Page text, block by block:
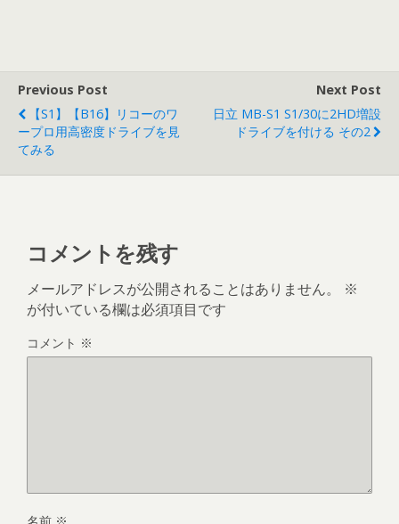
Previous Post
【S1】【B16】リコーのワ
ープロ用高密度ドライブを見
てみる
Next Post
日立 MB-S1 S1/30に2HD増設
ドライブを付ける その2
コメントを残す
メールアドレスが公開されることはありません。
※
が付いている欄は必須項目です
コメント ※